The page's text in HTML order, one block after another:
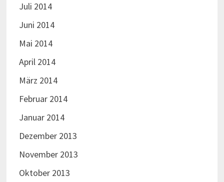
Juli 2014
Juni 2014
Mai 2014
April 2014
März 2014
Februar 2014
Januar 2014
Dezember 2013
November 2013
Oktober 2013